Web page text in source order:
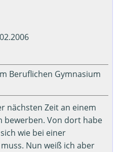
Beruflichen Gymnasium
nächsten Zeit an einem
bewerben. Von dort habe
wie bei einer
Nun weiß ich aber